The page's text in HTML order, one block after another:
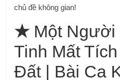
chủ đề không gian!
★Một Người
Tinh Mất
Đất | Bài Ca